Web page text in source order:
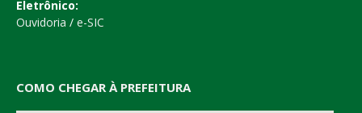
Eletrônico:
Ouvidoria / e-SIC
COMO CHEGAR À PREFEITURA